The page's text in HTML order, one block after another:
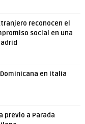
reconocen el
social en una
en Italia
previo a Parada